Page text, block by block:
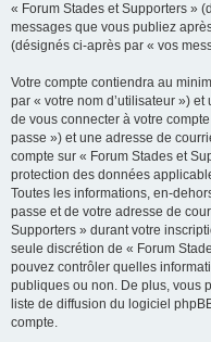
« Forum Stades et Supporters »
messages que vous publiez
(désignés ci-après par « vos
Votre compte contiendra au
par « votre nom d’utilisateur »)
de vous connecter à votre
passe ») et une adresse de
compte sur « Forum Stades et
protection des données
Toutes les informations, en-
passe et de votre adresse de
Supporters » durant votre
seule discrétion de « Forum
pouvez contrôler quelles
publiques ou non. De plus, vous
liste de diffusion du logiciel
compte.